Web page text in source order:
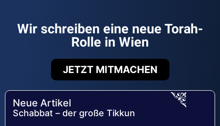
Wir schreiben eine neue Torah-
Rolle in Wien
JETZT MITMACHEN
Neue Artikel
Schabbat – der große Tikkun